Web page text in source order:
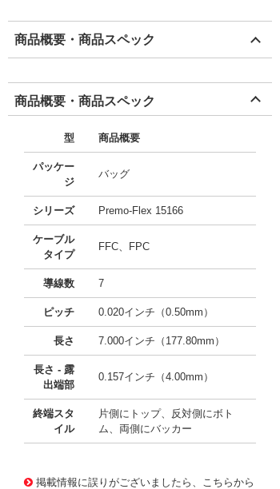
商品概要・商品スペック
商品概要・商品スペック
型 商品概要
パッケー
ジ
バッグ
シリーズ Premo-Flex 15166
ケーブル
タイプ
FFC、FPC
導線数 7
ピッチ 0.020インチ（0.50mm）
長さ 7.000インチ（177.80mm）
長さ - 露
出端部
0.157インチ（4.00mm）
終端スタ
イル
片側にトップ、反対側にボト
ム、両側にバッカー
掲載情報に誤りがございましたら、こちらから